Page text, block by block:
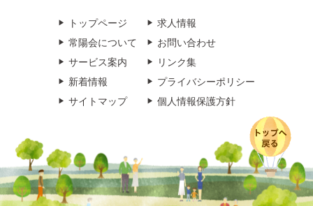
トップページ
常陽会について
サービス案内
新着情報
サイトマップ
求人情報
お問い合わせ
リンク集
プライバシーポリシー
個人情報保護方針